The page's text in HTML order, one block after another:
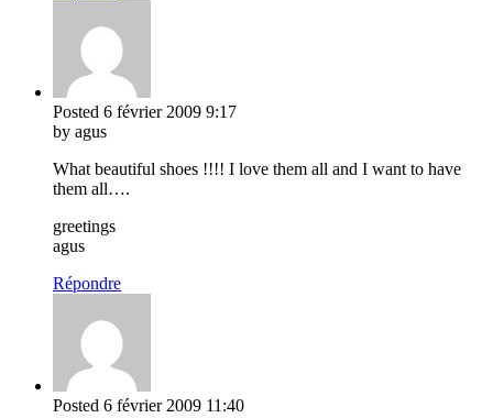
Posted 6 février 2009 9:17
by agus
What beautiful shoes !!!! I love them all and I want to have
them all….
greetings
agus
Répondre
Posted 6 février 2009 11:40